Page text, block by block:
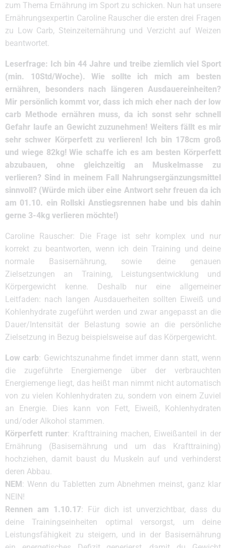
zum Thema Ernährung im Sport zu schicken. Nun hat unsere
Ernährungsexpertin Caroline Rauscher die ersten drei Fragen
zu Low Carb, Steinzeiternährung und Verzicht auf Weizen
beantwortet.
Leserfrage: Ich bin 44 Jahre und treibe ziemlich viel Sport
(min. 10Std/Woche). Wie sollte ich mich am besten
ernähren, besonders nach längeren Ausdauereinheiten?
Mir persönlich kommt vor, dass ich mich eher nach der low
carb Methode ernähren muss, da ich sonst sehr schnell
Gefahr laufe an Gewicht zuzunehmen! Weiters fällt es mir
sehr schwer Körperfett zu verlieren! Ich bin 178cm groß
und wiege 82kg! Wie schaffe ich es am besten Körperfett
abzubauen, ohne gleichzeitig an Muskelmasse zu
verlieren? Sind in meinem Fall Nahrungsergänzungsmittel
sinnvoll? (Würde mich über eine Antwort sehr freuen da ich
am 01.10. ein Rollski Anstiegsrennen habe und bis dahin
gerne 3-4kg verlieren möchte!)
Caroline Rauscher: Die Frage ist sehr komplex und nur
korrekt zu beantworten, wenn ich dein Training und deine
normale Basisernährung, sowie deine genauen
Zielsetzungen an Training, Leistungsentwicklung und
Körpergewicht kenne. Deshalb nur eine allgemeiner
Leitfaden: nach langen Ausdauerheiten sollten Eiweiß und
Kohlenhydrate zugeführt werden und zwar angepasst an die
Dauer/Intensität der Belastung sowie an die persönliche
Zielsetzung in Bezug beispielsweise auf das Körpergewicht.
Low carb: Gewichtszunahme findet immer dann statt, wenn
die zugeführte Energiemenge über der verbrauchten
Energiemenge liegt, das heißt man nimmt nicht automatisch
von zu vielen Kohlenhydraten zu, sondern von einem Zuviel
an Energie. Dies kann von Fett, Eiweiß, Kohlenhydraten
und/oder Alkohol stammen.
Körperfett runter: Krafttraining machen, Eiweißanteil in der
Ernährung (Basisernährung und um das Krafttraining)
hochziehen, damit baust du Muskeln auf und verhinderst
deren Abbau.
NEM: Wenn du Tabletten zum Abnehmen meinst, ganz klar
NEIN!
Rennen am 1.10.17: Für dich ist unverzichtbar, dass du
deine Trainingseinheiten optimal versorgst, um deine
Leistungsfähigkeit zu steigern, und in der Basisernährung